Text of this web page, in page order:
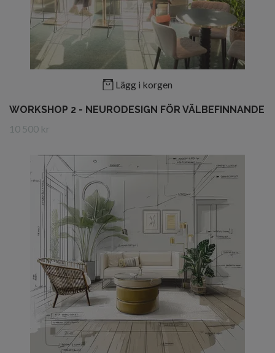
Lägg i korgen
WORKSHOP 2 - NEURODESIGN FÖR VÄLBEFINNANDE
10 500 kr